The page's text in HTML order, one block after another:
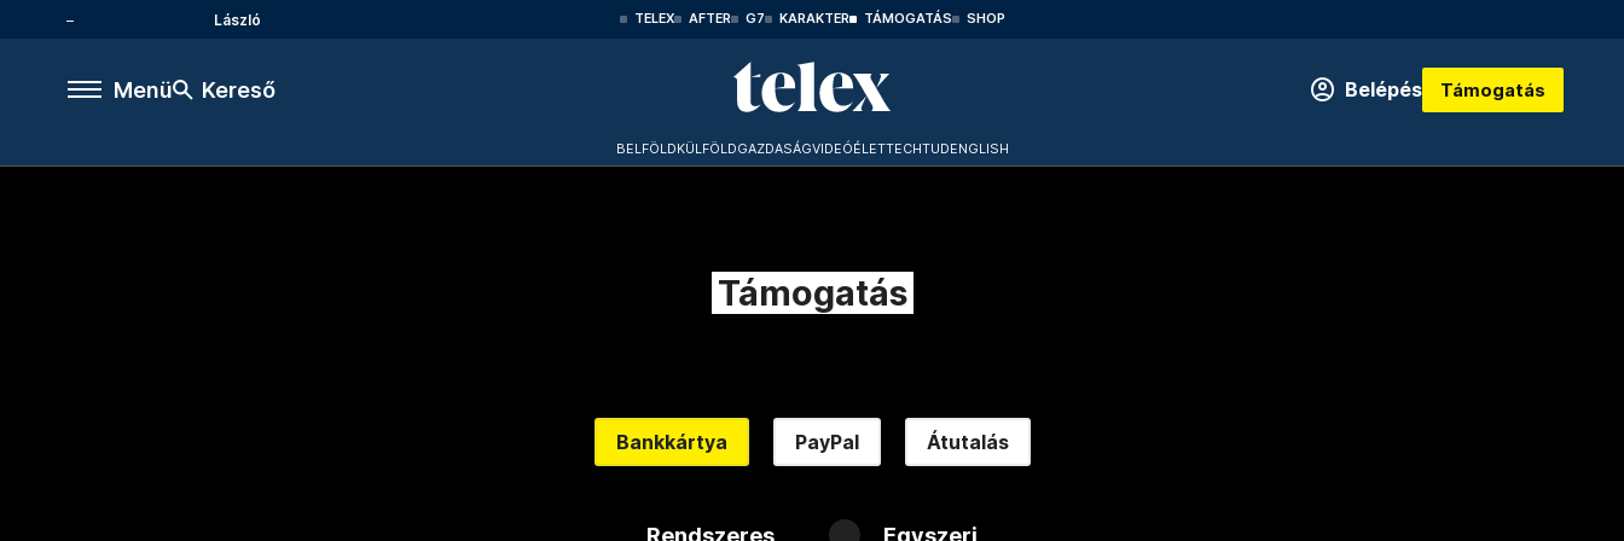
László TELEX AFTER G7 KARAKTER TÁMOGATÁS SHOP
Menü Kereső Belépés Támogatás
BELFÖLDKÜLFÖLDGAZDASÁGVIDEÓÉLETTECHTUDENGLISH
Támogatás
Bankkártya PayPal Átutalás
Rendszeres Egyszeri